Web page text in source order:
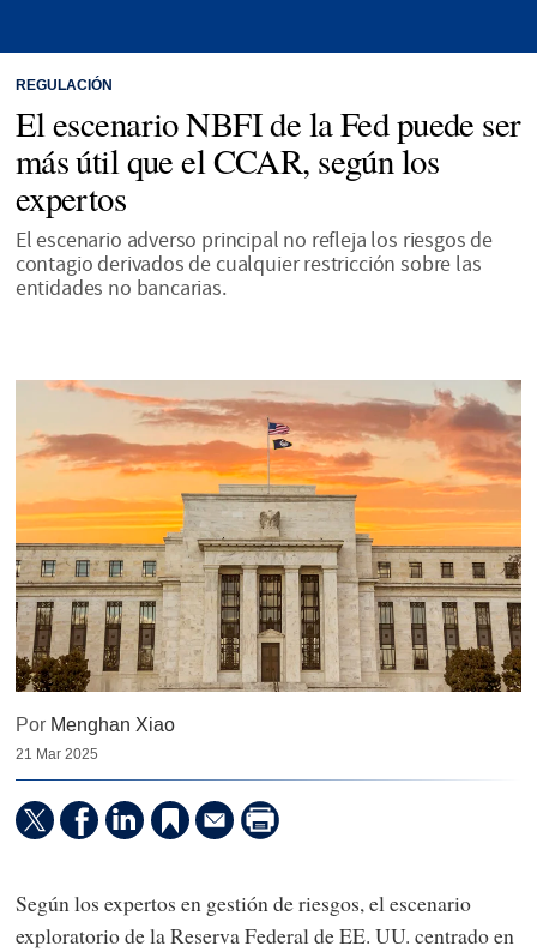
REGULACIÓN
El escenario NBFI de la Fed puede ser
más útil que el CCAR, según los
expertos
El escenario adverso principal no refleja los riesgos de
contagio derivados de cualquier restricción sobre las
entidades no bancarias.
Por Menghan Xiao
21 Mar 2025
Según los expertos en gestión de riesgos, el escenario
exploratorio de la Reserva Federal de EE. UU. centrado en